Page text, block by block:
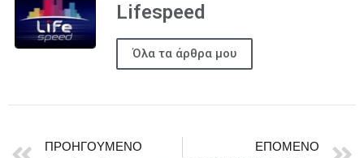
Lifespeed
Όλα τα άρθρα μου
ΠΡΟΗΓΟΎΜΕΝΟ
ΕΠΌΜΕΝΟ